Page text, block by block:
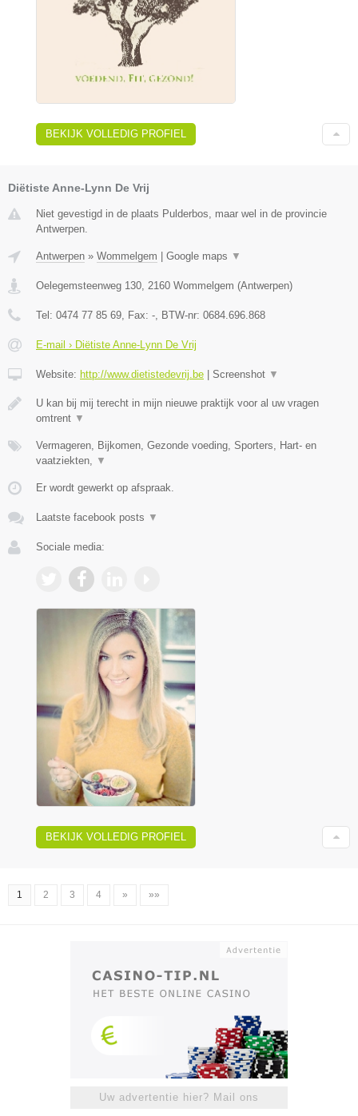
BEKIJK VOLLEDIG PROFIEL
Diëtiste Anne-Lynn De Vrij
Niet gevestigd in de plaats Pulderbos, maar wel in de provincie
Antwerpen.
Antwerpen » Wommelgem | Google maps ▼
Oelegemsteenweg 130 2160 Wommelgem (Antwerpen)
Tel: 0474 77 85 69 , Fax: - , BTW-nr: 0684.696.868
E-mail › Diëtiste Anne-Lynn De Vrij
Website: http://www.dietistedevrij.be | Screenshot ▼
U kan bij mij terecht in mijn nieuwe praktijk voor al uw vragen
omtrent ▼
Vermageren, Bijkomen, Gezonde voeding, Sporters, Hart- en
vaatziekten,
▼
Er wordt gewerkt op afspraak.
Laatste facebook posts ▼
Sociale media:
BEKIJK VOLLEDIG PROFIEL
1 2 3 4 » »»
Uw advertentie hier? Mail ons